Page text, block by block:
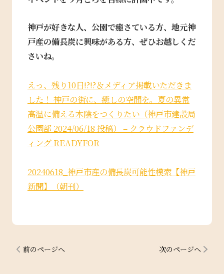
神戸が好きな人、公園で癒さている方、 地元神
戸産の備長炭に興味がある方、ぜひお越しくだ
さいね。
えっ、残り10日!?!?＆メディア掲載いただきま
した！ 神戸の街に、癒しの空間を。夏の異常
高温に備える木陰をつくりたい（神戸市建設局
公園部 2024/06/18 投稿） – クラウドファンデ
ィング READYFOR
20240618_神戸市産の備長炭可能性模索【神戸
新聞】（朝刊）
前のページへ 次のページへ